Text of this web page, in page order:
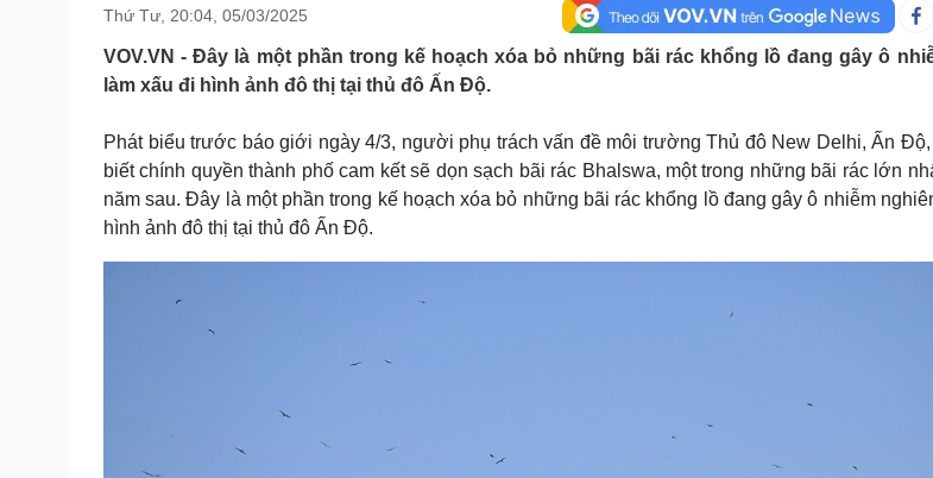
Pháp luật
Vụ án
Tư vấn luật
Quân sự - Quốc phòng
Vũ khí
Phân tích
Thể thao
Thế giới thể thao
eSports
Hậu trường
Ô tô - Xe máy
Tư vấn
Sức khỏe
Sản phụ khoa
Đời sống
Tình yêu - Gia đình
Cải chính
Thứ Tư, 20:04, 05/03/2025
VOV.VN - Đây là một phần trong kế hoạch xóa bỏ những bãi rác khổng lồ đang gây ô
làm xấu đi hình ảnh đô thị tại thủ đô Ấn Độ.
Phát biểu trước báo giới ngày 4/3, người phụ trách vấn đề môi trường Thủ đô New Delhi, Ấn
biết chính quyền thành phố cam kết sẽ dọn sạch bãi rác Bhalswa, một trong những bãi rác lớn
năm sau. Đây là một phần trong kế hoạch xóa bỏ những bãi rác khổng lồ đang gây ô nhiễm
hình ảnh đô thị tại thủ đô Ấn Độ.